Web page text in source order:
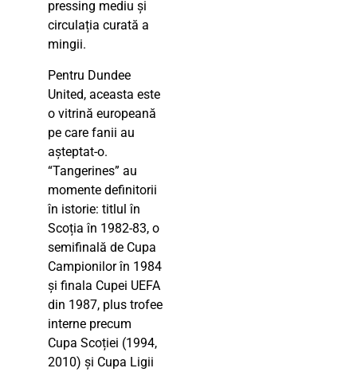
pressing mediu și
circulația curată a
mingii.
Pentru Dundee
United, aceasta este
o vitrină europeană
pe care fanii au
așteptat-o.
“Tangerines” au
momente definitorii
în istorie: titlul în
Scoția în 1982-83, o
semifinală de Cupa
Campionilor în 1984
și finala Cupei UEFA
din 1987, plus trofee
interne precum
Cupa Scoției (1994,
2010) și Cupa Ligii